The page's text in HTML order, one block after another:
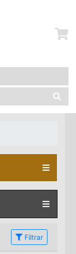
Filtrar